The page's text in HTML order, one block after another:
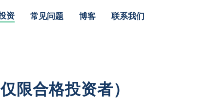
资 常见问题 博客 联系我们
限合格投资者）